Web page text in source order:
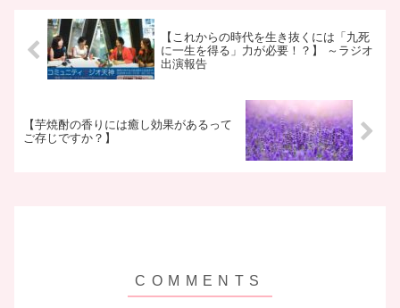
【これからの時代を生き抜くには「九死
に一生を得る」力が必要！？】 ～ラジオ
出演報告
【芋焼酎の香りには癒し効果があるって
ご存じですか？】